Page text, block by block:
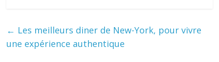
← Les meilleurs diner de New-York, pour vivre
une expérience authentique